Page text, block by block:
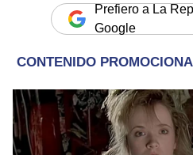
Prefiero a La
Google